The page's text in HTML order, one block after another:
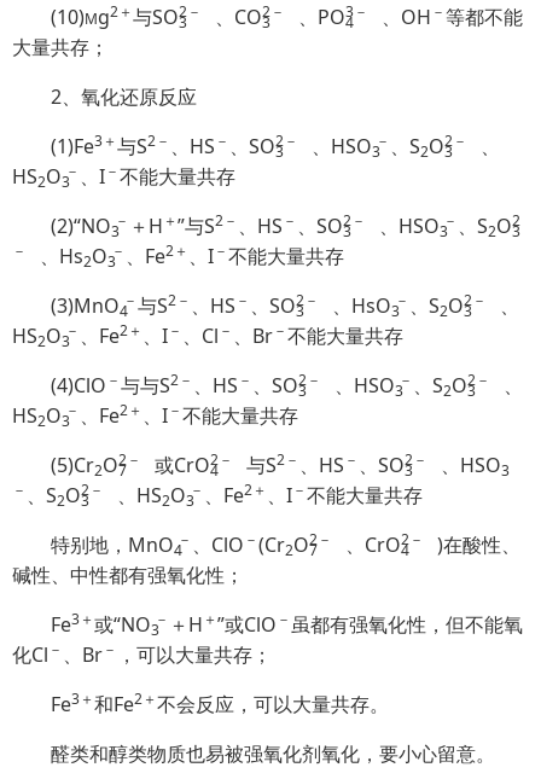
(10)Mg2＋与SO3
2－ 、CO3
2－ 、PO4
3－ 、OH －等都不能
大量共存；
2、氧化还原反应
(1)Fe3＋与S2－ 、HS － 、SO3
2－ 、HSO3 、S2O3
2－
、
HS2O3 、I－不能大量共存
(2)“NO3 ＋H ＋”与S2－ 、HS － 、SO3
2－ 、HSO3 、S2O3
2
－
、Hs2O3 、Fe2＋ 、I－不能大量共存
(3)MnO4 与S2－ 、HS － 、SO3
2－ 、HsO3 、S2O3
2－
、
HS2O3 、Fe2＋ 、I－ 、Cl － 、Br－不能大量共存
(4)ClO －与与S2－ 、HS － 、SO3
2－ 、HSO3 、S2O3
2－
、
HS2O3 、Fe2＋ 、I－不能大量共存
(5)Cr2O7
2－ 或CrO4
2－ 与S2－ 、HS － 、SO3
2－ 、HSO3
、S2O3
2－ 、HS2O3 、Fe2＋ 、I－不能大量共存
特别地，MnO4 、ClO －(Cr2O7
2－ 、CrO4
2－
)在酸性、
碱性、中性都有强氧化性；
Fe3＋或“NO3 ＋H ＋”或ClO －虽都有强氧化性，但不能氧
化Cl － 、Br－ ，可以大量共存；
Fe3＋和Fe2＋不会反应，可以大量共存。
醛类和醇类物质也易被强氧化剂氧化，要小心留意。